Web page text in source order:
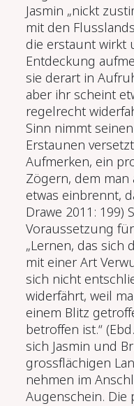
Jasmin „nickt
mit den
die erstaunt wirkt
Entdeckung
sie derart in
aber ihr scheint
regelrecht
Sinn nimmt
Erstaunen
Aufmerken, ein
Zögern, dem
etwas einbrennt,
Drawe 2011: 199)
Voraussetzung
„Lernen, das sich
mit einer Art
sich nicht
widerfährt, weil
einem Blitz
betroffen ist.“
sich Jasmin und
grossflächigen
nehmen im
Augenschein. Die